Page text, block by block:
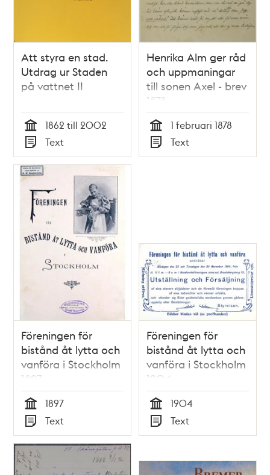
Att styra en stad.
Utdrag ur Staden
på vattnet II
Tid
1862 till 2002
Typ
Text
Henrika Alm ger råd
och uppmaningar
till sonen Axel - brev
1878
Tid
1 februari 1878
Typ
Text
Föreningen för
bistånd åt lytta och
vanföra i Stockholm
1897
Tid
1897
Typ
Text
Föreningen för
bistånd åt lytta och
vanföra i Stockholm
1904
Tid
1904
Typ
Text